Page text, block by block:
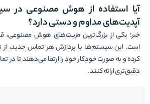
آیا استفاده از هوش مصنوعی در
آپدیت‌های مداوم و دستی دارد؟
خیر؛ یکی از بزرگ‌ترین مزیت‌های هوش مصنوعی،
است. این سیستم‌ها با پردازش هر تماس جدید، از
کرده و به صورت خودکار خود را ارتقا می‌دهند تا
دقیق‌تری ارائه کنند.